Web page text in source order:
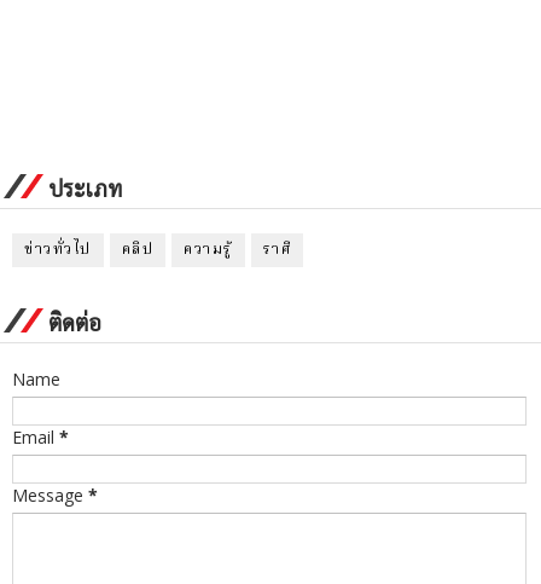
ประเภท
ข่าวทั่วไป คลิป ความรู้ ราศี
ติดต่อ
Name
Email *
Message *